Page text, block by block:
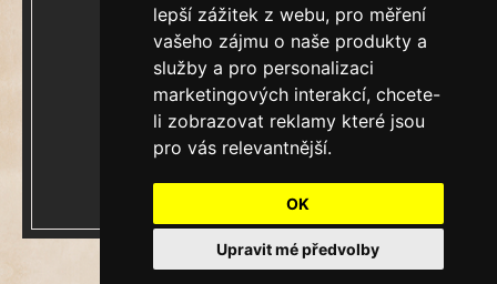
lepší zážitek z webu, pro měření
vašeho zájmu o naše produkty a
služby a pro personalizaci
marketingových interakcí, chcete-
li zobrazovat reklamy které jsou
pro vás relevantnější.
OK
Upravit mé předvolby
&Restaurátorský tým
Ročník XXIII.
V Praze, neděle 9.srpen 2026
Číslo 7861.
Update cookies preferences